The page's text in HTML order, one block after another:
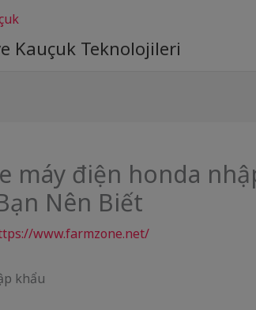
Kauçuk Teknolojileri
máy điện honda
Nên Biết
www.farmzone.net/
khẩu